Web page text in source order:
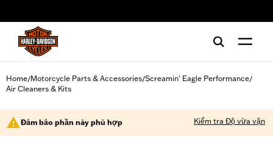
Home/Motorcycle Parts & Accessories/Screamin' Eagle Performance/
Air Cleaners & Kits
Đảm bảo phần này phù hợp Kiểm tra Độ vừa vặn